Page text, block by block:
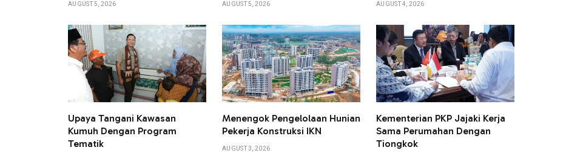
AUGUST 5, 2026 AUGUST 5, 2026 AUGUST 4, 2026
Upaya Tangani Kawasan
Kumuh Dengan Program
Tematik
Menengok Pengelolaan Hunian
Pekerja Konstruksi IKN
AUGUST 3, 2026
Kementerian PKP Jajaki Kerja
Sama Perumahan Dengan
Tiongkok